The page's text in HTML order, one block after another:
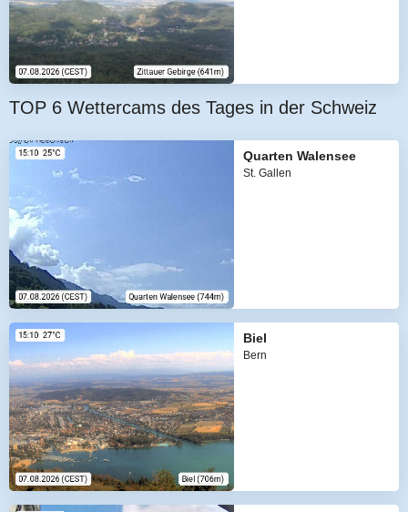
TOP 6 Wettercams des Tages in der Schweiz
Quarten Walensee
St. Gallen
Biel
Bern